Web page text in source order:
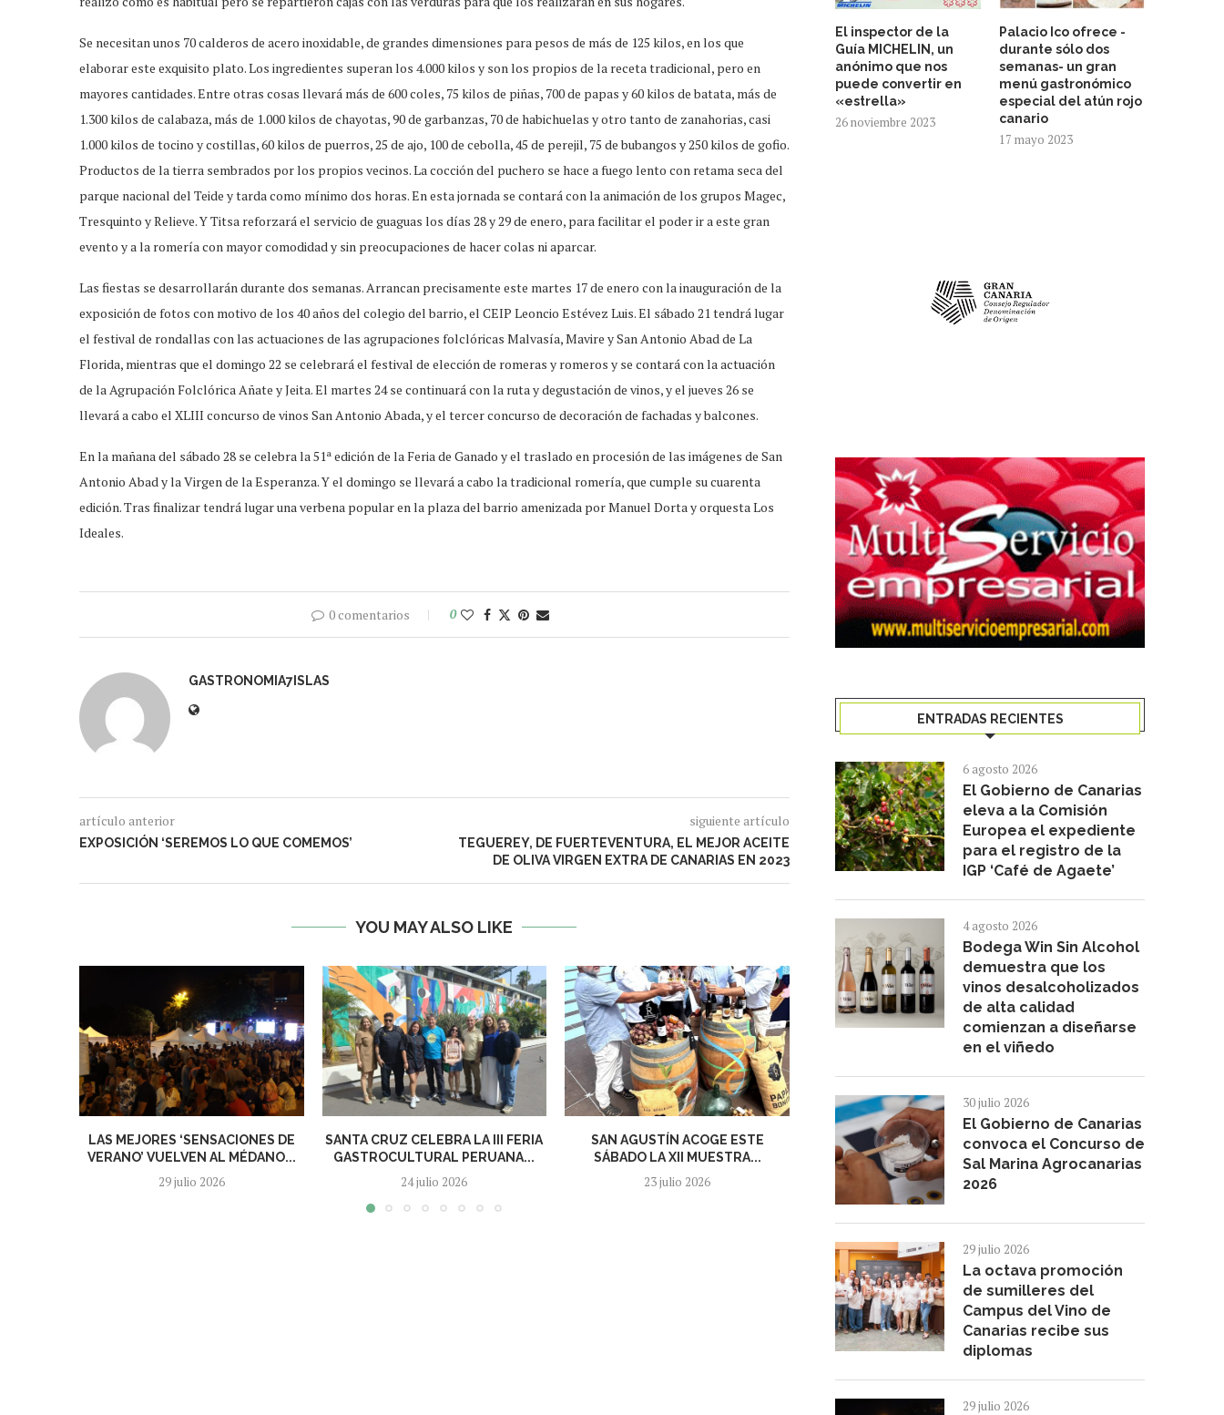
Se necesitan unos 70 calderos de acero inoxidable, de grandes dimensiones para pesos de más de 125 kilos, en los que
elaborar este exquisito plato. Los ingredientes superan los 4.000 kilos y son los propios de la receta tradicional, pero en
mayores cantidades. Entre otras cosas llevará más de 600 coles, 75 kilos de piñas, 700 de papas y 60 kilos de batata, más de
1.300 kilos de calabaza, más de 1.000 kilos de chayotas, 90 de garbanzas, 70 de habichuelas y otro tanto de zanahorias, casi
1.000 kilos de tocino y costillas, 60 kilos de puerros, 25 de ajo, 100 de cebolla, 45 de perejil, 75 de bubangos y 250 kilos de gofio.
Productos de la tierra sembrados por los propios vecinos. La cocción del puchero se hace a fuego lento con retama seca del
parque nacional del Teide y tarda como mínimo dos horas. En esta jornada se contará con la animación de los grupos Magec,
Tresquinto y Relieve. Y Titsa reforzará el servicio de guaguas los días 28 y 29 de enero, para facilitar el poder ir a este gran
evento y a la romería con mayor comodidad y sin preocupaciones de hacer colas ni aparcar.
Las fiestas se desarrollarán durante dos semanas. Arrancan precisamente este martes 17 de enero con la inauguración de la
exposición de fotos con motivo de los 40 años del colegio del barrio, el CEIP Leoncio Estévez Luis. El sábado 21 tendrá lugar
el festival de rondallas con las actuaciones de las agrupaciones folclóricas Malvasía, Mavire y San Antonio Abad de La
Florida, mientras que el domingo 22 se celebrará el festival de elección de romeras y romeros y se contará con la actuación
de la Agrupación Folclórica Añate y Jeita. El martes 24 se continuará con la ruta y degustación de vinos, y el jueves 26 se
llevará a cabo el XLIII concurso de vinos San Antonio Abada, y el tercer concurso de decoración de fachadas y balcones.
En la mañana del sábado 28 se celebra la 51ª edición de la Feria de Ganado y el traslado en procesión de las imágenes de San
Antonio Abad y la Virgen de la Esperanza. Y el domingo se llevará a cabo la tradicional romería, que cumple su cuarenta
edición. Tras finalizar tendrá lugar una verbena popular en la plaza del barrio amenizada por Manuel Dorta y orquesta Los
Ideales.
0 comentarios 0
GASTRONOMIA7ISLAS
artículo anterior
EXPOSICIÓN ‘SEREMOS LO QUE COMEMOS’
siguiente artículo
TEGUEREY, DE FUERTEVENTURA, EL MEJOR ACEITE
DE OLIVA VIRGEN EXTRA DE CANARIAS EN 2023
YOU MAY ALSO LIKE
LAS MEJORES ‘SENSACIONES DE
VERANO’ VUELVEN AL MÉDANO...
29 julio 2026
SANTA CRUZ CELEBRA LA III FERIA
GASTROCULTURAL PERUANA...
24 julio 2026
SAN AGUSTÍN ACOGE ESTE
SÁBADO LA XII MUESTRA...
23 julio 2026
EL CARMEN DE ARGUINEGUÍN
CELEBRA SU ASADERO POPULAR...
14 julio 2026
ALBERTO CHICOTE
MEETINGS FESTVAL
El inspector de la
Guía MICHELIN, un
anónimo que nos
puede convertir en
«estrella»
26 noviembre 2023
Palacio Ico ofrece -
durante sólo dos
semanas- un gran
menú gastronómico
especial del atún rojo
canario
17 mayo 2023
ENTRADAS RECIENTES
6 agosto 2026
El Gobierno de Canarias
eleva a la Comisión
Europea el expediente
para el registro de la
IGP ‘Café de Agaete’
4 agosto 2026
Bodega Win Sin Alcohol
demuestra que los
vinos desalcoholizados
de alta calidad
comienzan a diseñarse
en el viñedo
30 julio 2026
El Gobierno de Canarias
convoca el Concurso de
Sal Marina Agrocanarias
2026
29 julio 2026
La octava promoción
de sumilleres del
Campus del Vino de
Canarias recibe sus
diplomas
29 julio 2026